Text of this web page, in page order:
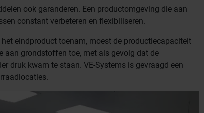
ook garanderen. Een productomgeving die aan
constant verbeteren en flexibiliseren.
eindproduct toenam, moest de productiecapaciteit
aan grondstoffen toe, met als gevolg dat de
druk kwam te staan. VE-Systems is gevraagd een